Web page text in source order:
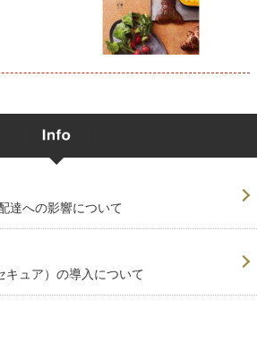
達への影響について
ュア）の導入について